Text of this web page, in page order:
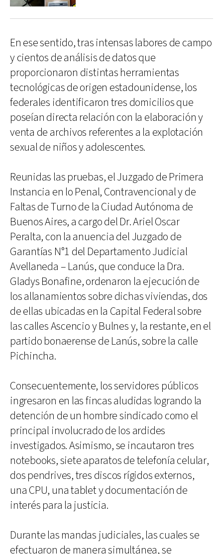
En ese sentido, tras intensas labores de campo
y cientos de análisis de datos que
proporcionaron distintas herramientas
tecnológicas de origen estadounidense, los
federales identificaron tres domicilios que
poseían directa relación con la elaboración y
venta de archivos referentes a la explotación
sexual de niños y adolescentes.
Reunidas las pruebas, el Juzgado de Primera
Instancia en lo Penal, Contravencional y de
Faltas de Turno de la Ciudad Autónoma de
Buenos Aires, a cargo del Dr. Ariel Oscar
Peralta, con la anuencia del Juzgado de
Garantías N°1 del Departamento Judicial
Avellaneda – Lanús, que conduce la Dra.
Gladys Bonafine, ordenaron la ejecución de
los allanamientos sobre dichas viviendas, dos
de ellas ubicadas en la Capital Federal sobre
las calles Ascencio y Bulnes y, la restante, en el
partido bonaerense de Lanús, sobre la calle
Pichincha.
Consecuentemente, los servidores públicos
ingresaron en las fincas aludidas logrando la
detención de un hombre sindicado como el
principal involucrado de los ardides
investigados. Asimismo, se incautaron tres
notebooks, siete aparatos de telefonía celular,
dos pendrives, tres discos rígidos externos,
una CPU, una tablet y documentación de
interés para la justicia.
Durante las mandas judiciales, las cuales se
efectuaron de manera simultánea, se